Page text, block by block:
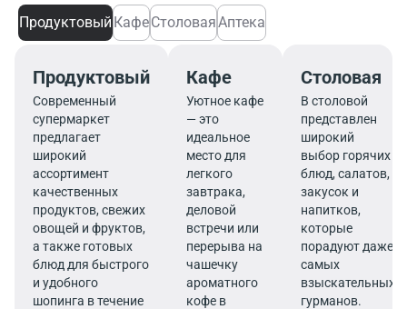
Продуктовый КафеСтоловаяАптека
Продуктовый
Современный
супермаркет
предлагает
широкий
ассортимент
качественных
продуктов, свежих
овощей и фруктов,
а также готовых
блюд для быстрого
и удобного
шопинга в течение
Кафе
Уютное кафе
— это
идеальное
место для
легкого
завтрака,
деловой
встречи или
перерыва на
чашечку
ароматного
кофе в
Столовая
В столовой
представлен
широкий
выбор горячих
блюд, салатов,
закусок и
напитков,
которые
порадуют даже
самых
взыскательных
гурманов.